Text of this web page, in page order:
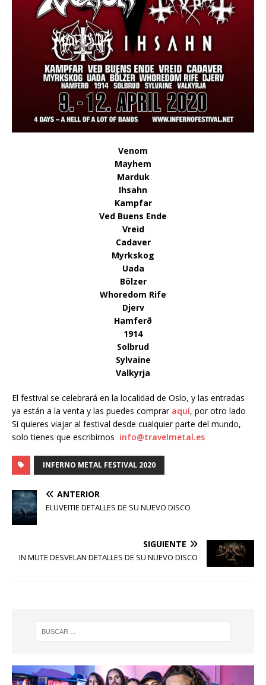
Venom
Mayhem
Marduk
Ihsahn
Kampfar
Ved Buens Ende
Vreid
Cadaver
Myrkskog
Uada
Bölzer
Whoredom Rife
Djerv
Hamferð
1914
Solbrud
Sylvaine
Valkyrja
El festival se celebrará en la localidad de Oslo, y las entradas
ya están a la venta y las puedes comprar aquí, por otro lado
Si quieres viajar al festival desde cualquier parte del mundo,
solo tienes que escribirnos info@travelmetal.es
INFERNO METAL FESTIVAL 2020
ANTERIOR
ELUVEITIE DETALLES DE SU NUEVO DISCO
SIGUIENTE
IN MUTE DESVELAN DETALLES DE SU NUEVO DISCO